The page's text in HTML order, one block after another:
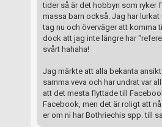
tider så är det hobbyn som ryker
massa barn också. Jag har
tag nu och överväger att komma
dock att jag inte längre har
svårt hahaha!
Jag märkte att alla bekanta
samma veva och har undrat var
att det mesta flyttade till
Facebook, men det är roligt att
er om ni har Bothriechis spp. till